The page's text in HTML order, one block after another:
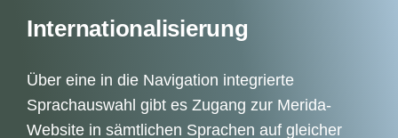
Internationalisierung
Über eine in die Navigation integrierte
Sprachauswahl gibt es Zugang zur Merida-
Website in sämtlichen Sprachen auf gleicher